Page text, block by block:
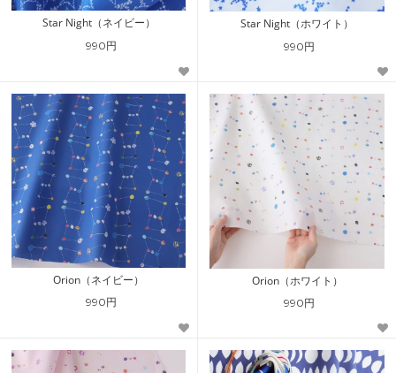
Star Night（ネイビー）
990円
Star Night（ホワイト）
990円
Orion（ネイビー）
990円
Orion（ホワイト）
990円